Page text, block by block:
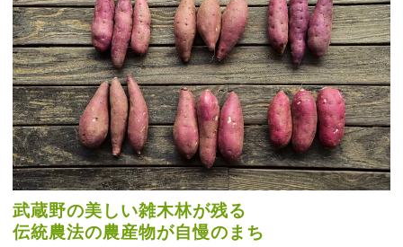
武蔵野の美しい雑木林が残る
伝統農法の農産物が自慢のまち